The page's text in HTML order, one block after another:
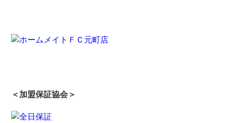
＜加盟保証協会＞